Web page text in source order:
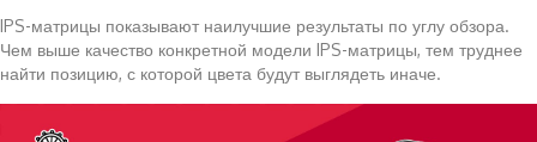
IPS-матрицы показывают наилучшие результаты по углу обзора.
Чем выше качество конкретной модели IPS-матрицы, тем труднее
найти позицию, с которой цвета будут выглядеть иначе.